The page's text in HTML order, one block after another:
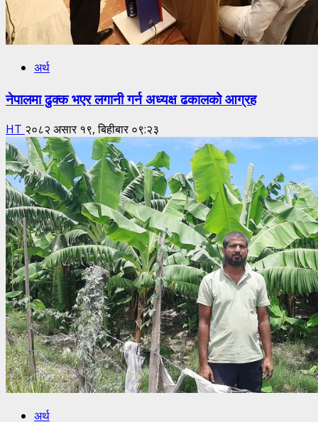
अर्थ
नेपालमा ढुक्क भएर लगानी गर्न अध्यक्ष ढकालको आग्रह
HT २०८२ असार १९, बिहीबार ०९:२३
अर्थ